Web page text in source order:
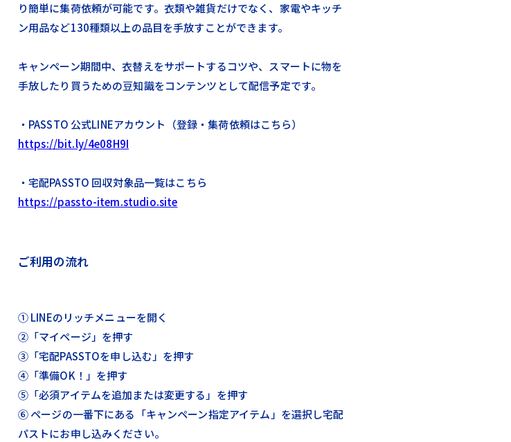
り簡単に集荷依頼が可能です。衣類や雑貨だけでなく、家電やキッチ
ン用品など130種類以上の品目を手放すことができます。
キャンペーン期間中、衣替えをサポートするコツや、スマートに物を
手放したり買うための豆知識をコンテンツとして配信予定です。
・PASSTO 公式LINEアカウント（登録・集荷依頼はこちら）
https://bit.ly/4e08H9I
・宅配PASSTO 回収対象品一覧はこちら
https://passto-item.studio.site
ご利用の流れ
① LINEのリッチメニューを開く
②「マイページ」を押す
③「宅配PASSTOを申し込む」を押す
④「準備OK！」を押す
⑤「必須アイテムを追加または変更する」を押す
⑥ ページの一番下にある「キャンペーン指定アイテム」を選択し宅配
パストにお申し込みください。​